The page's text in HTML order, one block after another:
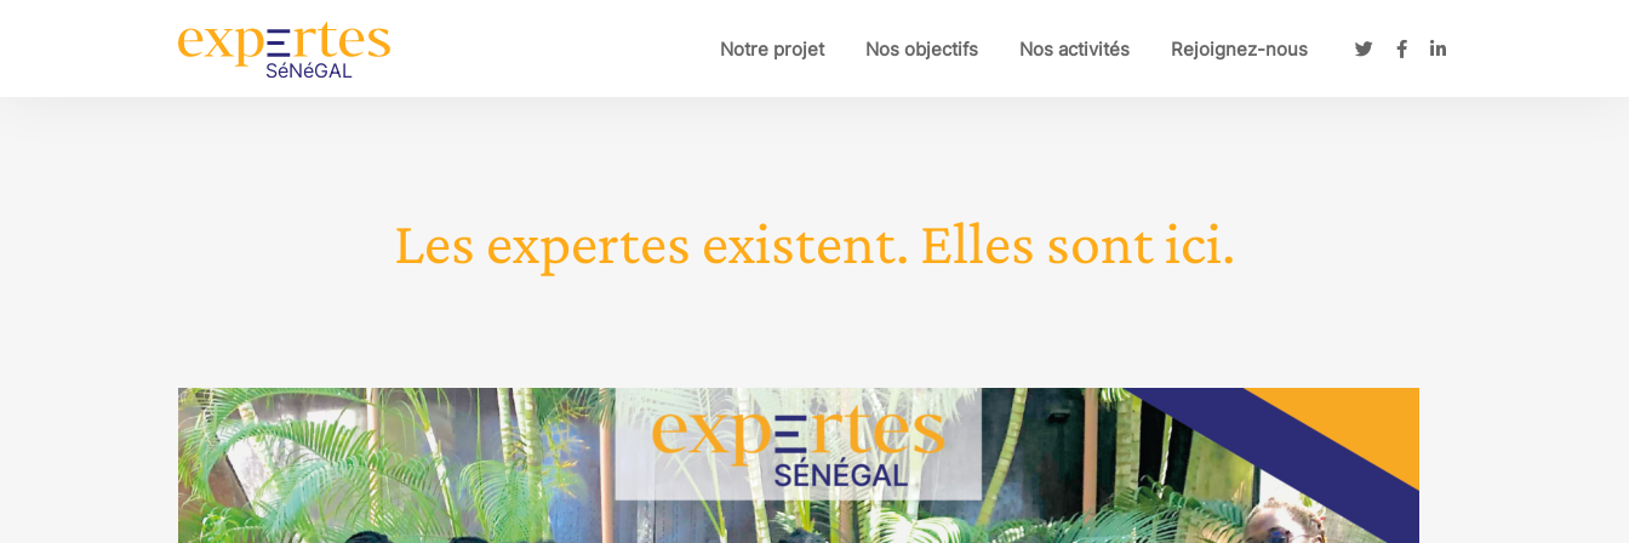
Notre projet Nos objectifs Nos activités Rejoignez-nous
Les expertes existent. Elles sont ici.